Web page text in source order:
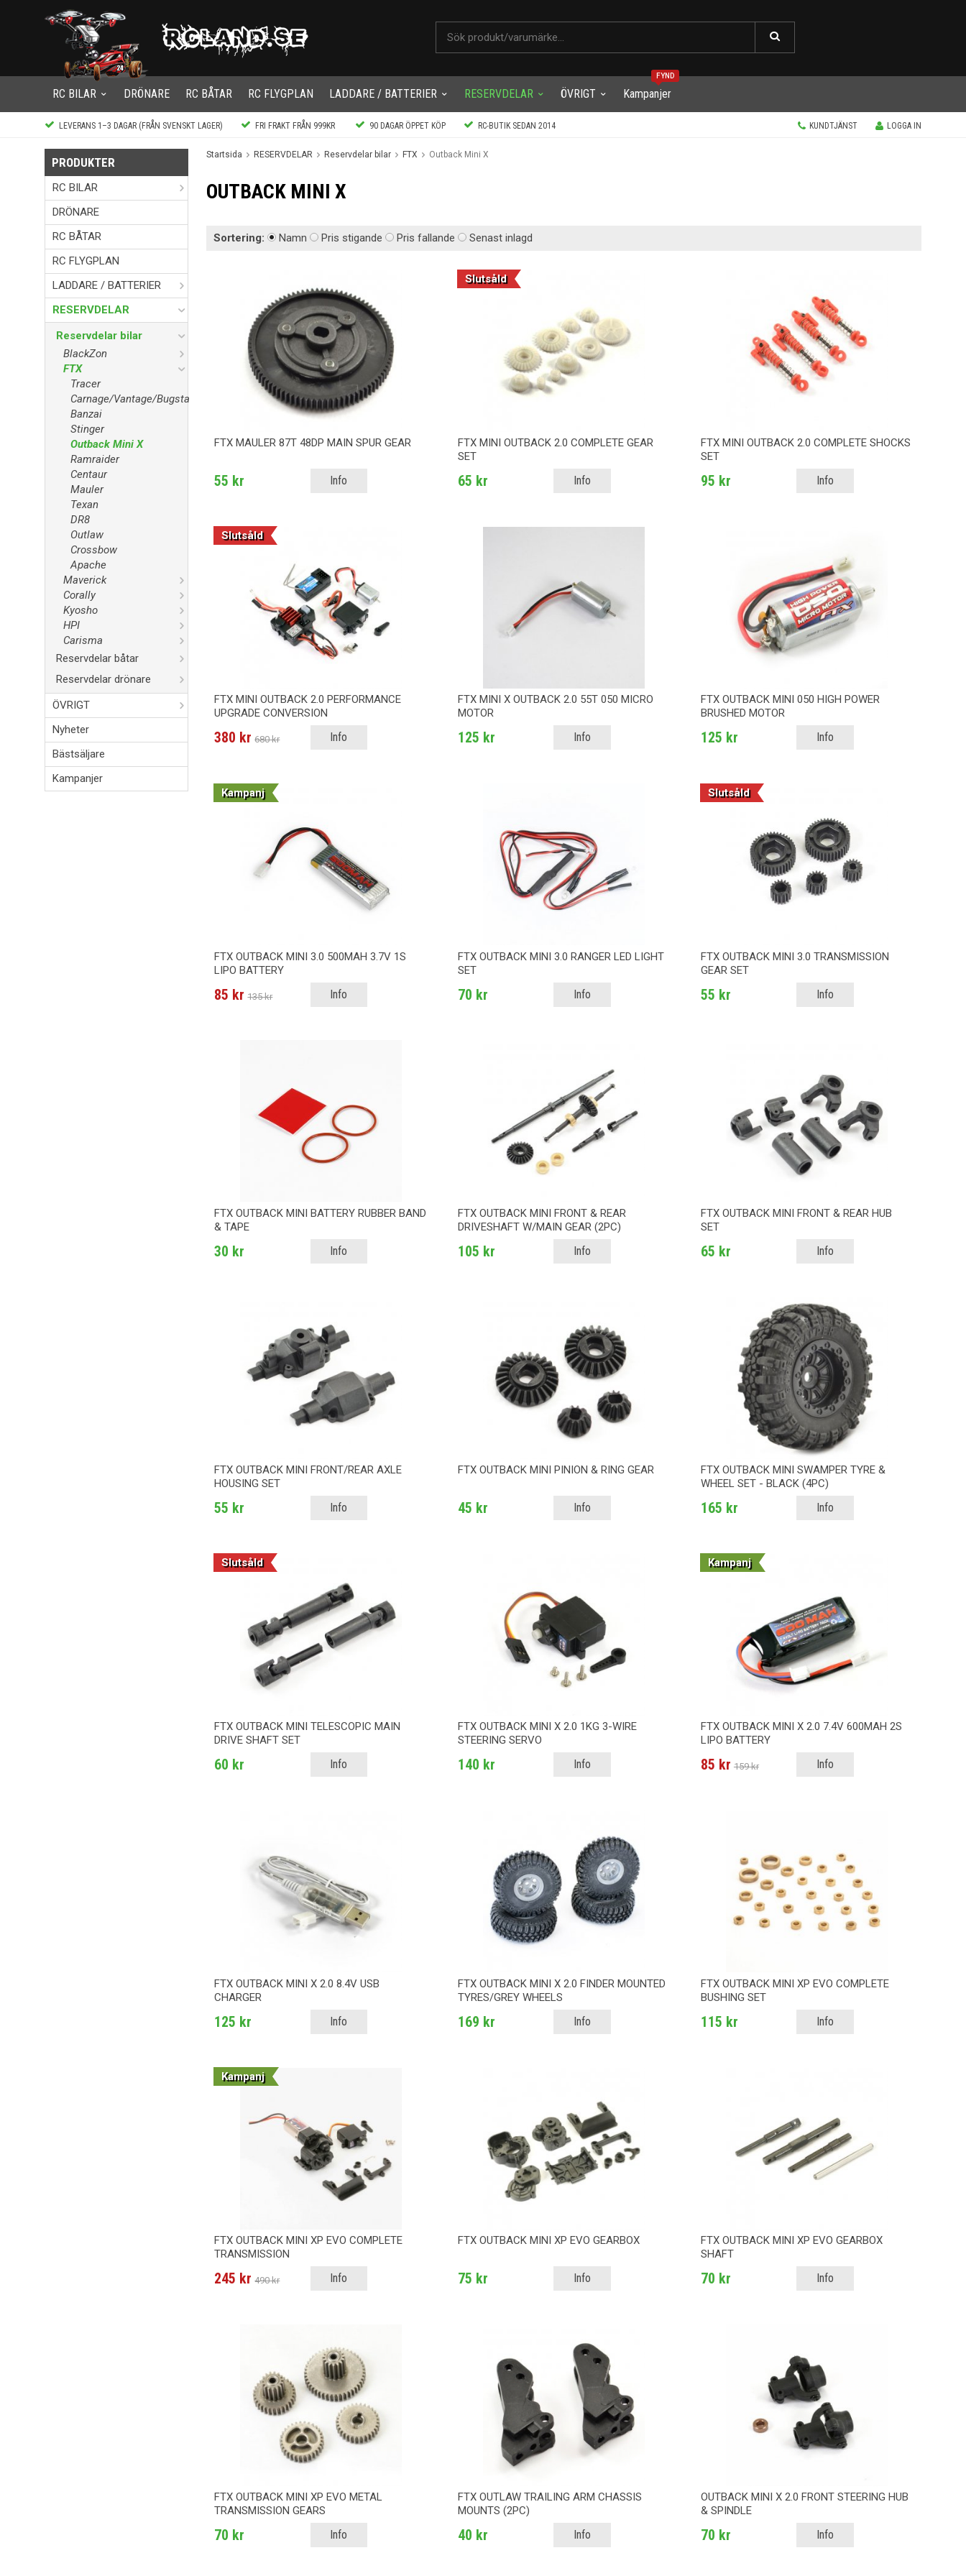
RC BILAR DRÖNARE RC BÅTAR RC FLYGPLAN LADDARE / BATTERIER RESERVDELAR ÖVRIGT
FYND
Kampanjer
LEVERANS 1–3 DAGAR (FRÅN SVENSKT LAGER) FRI FRAKT FRÅN 999KR 90 DAGAR ÖPPET KÖP RC-BUTIK SEDAN 2014 KUNDTJÄNST LOGGA IN
PRODUKTER
RC BILAR
DRÖNARE
RC BÅTAR
RC FLYGPLAN
LADDARE / BATTERIER
RESERVDELAR
Reservdelar bilar
BlackZon
FTX
Tracer
Carnage/Vantage/Bugsta
Banzai
Stinger
Outback Mini X
Ramraider
Centaur
Mauler
Texan
DR8
Outlaw
Crossbow
Apache
Maverick
Corally
Kyosho
HPI
Carisma
Reservdelar båtar
Reservdelar drönare
ÖVRIGT
Nyheter
Bästsäljare
Kampanjer
Startsida RESERVDELAR Reservdelar bilar FTX Outback Mini X
OUTBACK MINI X
Sortering: Namn Pris stigande Pris fallande Senast inlagd
FTX MAULER 87T 48DP MAIN SPUR GEAR
55 kr Info
Slutsåld
FTX MINI OUTBACK 2.0 COMPLETE GEAR
SET
65 kr Info
FTX MINI OUTBACK 2.0 COMPLETE SHOCKS
SET
95 kr Info
Slutsåld
FTX MINI OUTBACK 2.0 PERFORMANCE
UPGRADE CONVERSION
380 kr 680 kr Info
FTX MINI X OUTBACK 2.0 55T 050 MICRO
MOTOR
125 kr Info
FTX OUTBACK MINI 050 HIGH POWER
BRUSHED MOTOR
125 kr Info
Kampanj
FTX OUTBACK MINI 3.0 500MAH 3.7V 1S
LIPO BATTERY
85 kr 135 kr Info
FTX OUTBACK MINI 3.0 RANGER LED LIGHT
SET
70 kr Info
Slutsåld
FTX OUTBACK MINI 3.0 TRANSMISSION
GEAR SET
55 kr Info
FTX OUTBACK MINI BATTERY RUBBER BAND
& TAPE
30 kr Info
FTX OUTBACK MINI FRONT & REAR
DRIVESHAFT W/MAIN GEAR (2PC)
105 kr Info
FTX OUTBACK MINI FRONT & REAR HUB
SET
65 kr Info
FTX OUTBACK MINI FRONT/REAR AXLE
HOUSING SET
55 kr Info
FTX OUTBACK MINI PINION & RING GEAR
45 kr Info
FTX OUTBACK MINI SWAMPER TYRE &
WHEEL SET - BLACK (4PC)
165 kr Info
Slutsåld
FTX OUTBACK MINI TELESCOPIC MAIN
DRIVE SHAFT SET
60 kr Info
FTX OUTBACK MINI X 2.0 1KG 3-WIRE
STEERING SERVO
140 kr Info
Kampanj
FTX OUTBACK MINI X 2.0 7.4V 600MAH 2S
LIPO BATTERY
85 kr 159 kr Info
FTX OUTBACK MINI X 2.0 8.4V USB
CHARGER
125 kr Info
FTX OUTBACK MINI X 2.0 FINDER MOUNTED
TYRES/GREY WHEELS
169 kr Info
FTX OUTBACK MINI XP EVO COMPLETE
BUSHING SET
115 kr Info
Kampanj
FTX OUTBACK MINI XP EVO COMPLETE
TRANSMISSION
245 kr 490 kr Info
FTX OUTBACK MINI XP EVO GEARBOX
75 kr Info
FTX OUTBACK MINI XP EVO GEARBOX
SHAFT
70 kr Info
FTX OUTBACK MINI XP EVO METAL
TRANSMISSION GEARS
70 kr Info
FTX OUTLAW TRAILING ARM CHASSIS
MOUNTS (2PC)
40 kr Info
OUTBACK MINI X 2.0 FRONT STEERING HUB
& SPINDLE
70 kr Info